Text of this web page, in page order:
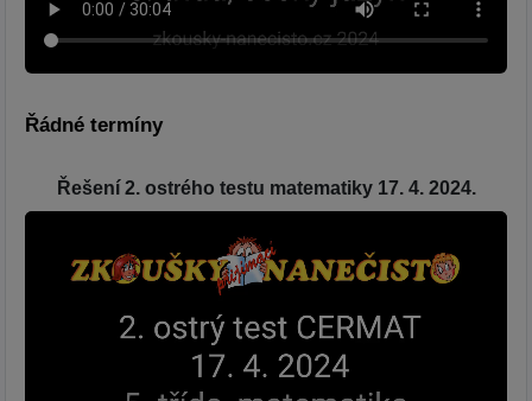
Řádné termíny
Řešení 2. ostrého testu matematiky 17. 4. 2024.